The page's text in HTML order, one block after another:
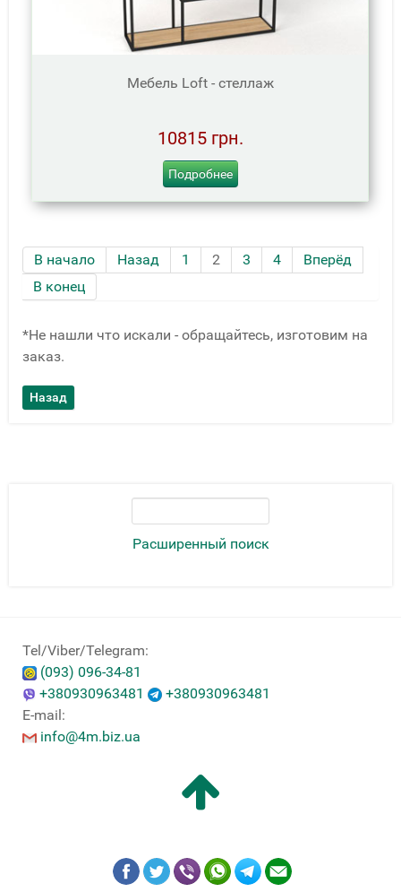
Расширенный поиск
Мебель Loft - стеллаж
10815 грн.
Подробнее
В начало Назад 1 2 3 4
Вперёд
В конец
*Не нашли что искали - обращайтесь, изготовим на
заказ.
Tel/Viber/Telegram:
(093) 096-34-81
+380930963481
+380930963481
E-mail:
info@4m.biz.ua